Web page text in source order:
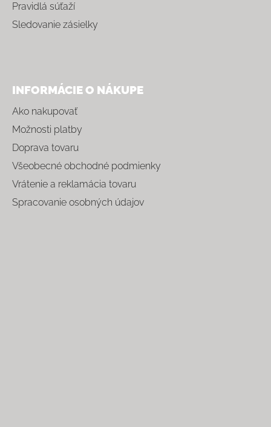
Pravidlá súťaží
Sledovanie zásielky
INFORMÁCIE O NÁKUPE
Ako nakupovať
Možnosti platby
Doprava tovaru
Všeobecné obchodné podmienky
Vrátenie a reklamácia tovaru
Spracovanie osobných údajov